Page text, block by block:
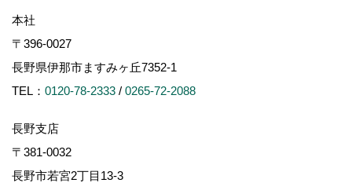
本社
〒396-0027
長野県伊那市ますみヶ丘7352-1
TEL： 0120-78-2333 / 0265-72-2088
長野支店
〒381-0032
長野市若宮2丁目13-3